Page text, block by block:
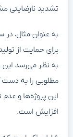
تشدید نارضایتی
برای حمایت از
به نظر می‌رسد این
مطلوبی را به
این پروژه‌ها و عدم
افزایش است.